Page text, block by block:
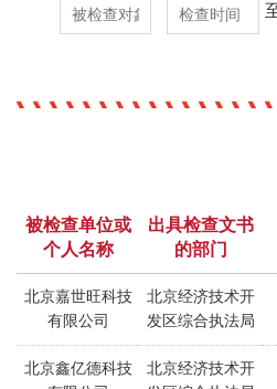
被检查单位或
个人名称
出具检查文书
的部门
北京嘉世旺科技
有限公司
北京经济技术开
发区综合执法局
北京鑫亿德科技
北京经济技术开